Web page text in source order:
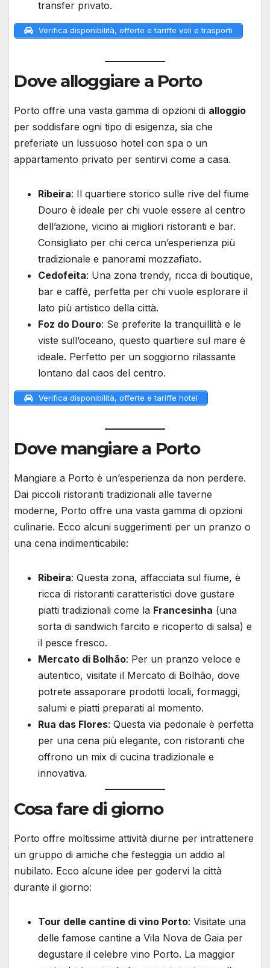
transfer privato.
Verifica disponibilità, offerte e tariffe voli e trasporti
Dove alloggiare a Porto
Porto offre una vasta gamma di opzioni di alloggio
per soddisfare ogni tipo di esigenza, sia che
preferiate un lussuoso hotel con spa o un
appartamento privato per sentirvi come a casa.
Ribeira: Il quartiere storico sulle rive del fiume
Douro è ideale per chi vuole essere al centro
dell’azione, vicino ai migliori ristoranti e bar.
Consigliato per chi cerca un’esperienza più
tradizionale e panorami mozzafiato.
Cedofeita: Una zona trendy, ricca di boutique,
bar e caffè, perfetta per chi vuole esplorare il
lato più artistico della città.
Foz do Douro: Se preferite la tranquillità e le
viste sull’oceano, questo quartiere sul mare è
ideale. Perfetto per un soggiorno rilassante
lontano dal caos del centro.
Verifica disponibilità, offerte e tariffe hotel
Dove mangiare a Porto
Mangiare a Porto è un’esperienza da non perdere.
Dai piccoli ristoranti tradizionali alle taverne
moderne, Porto offre una vasta gamma di opzioni
culinarie. Ecco alcuni suggerimenti per un pranzo o
una cena indimenticabile:
Ribeira: Questa zona, affacciata sul fiume, è
ricca di ristoranti caratteristici dove gustare
piatti tradizionali come la Francesinha (una
sorta di sandwich farcito e ricoperto di salsa) e
il pesce fresco.
Mercato di Bolhão: Per un pranzo veloce e
autentico, visitate il Mercato di Bolhão, dove
potrete assaporare prodotti locali, formaggi,
salumi e piatti preparati al momento.
Rua das Flores: Questa via pedonale è perfetta
per una cena più elegante, con ristoranti che
offrono un mix di cucina tradizionale e
innovativa.
Cosa fare di giorno
Porto offre moltissime attività diurne per intrattenere
un gruppo di amiche che festeggia un addio al
nubilato. Ecco alcune idee per godervi la città
durante il giorno:
Tour delle cantine di vino Porto: Visitate una
delle famose cantine a Vila Nova de Gaia per
degustare il celebre vino Porto. La maggior